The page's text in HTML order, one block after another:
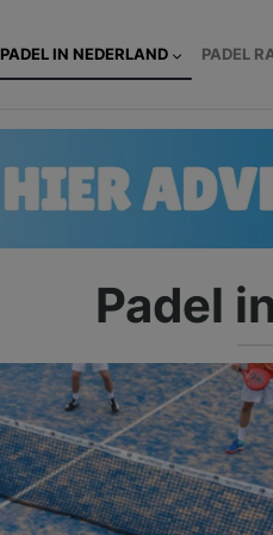
PADEL IN NEDERLAND PADEL
Padel